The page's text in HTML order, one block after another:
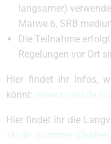
langsamer)
Marwe 6, SRB
Die Teilnahme
Regelungen vor Ort
Hier findet ihr Infos,
könnt: www.xc-ski.de/
Hier findet ihr die
ski.de Sommer